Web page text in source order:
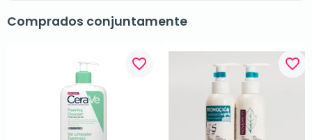
Comprados conjuntamente
favorite_border favorite_border